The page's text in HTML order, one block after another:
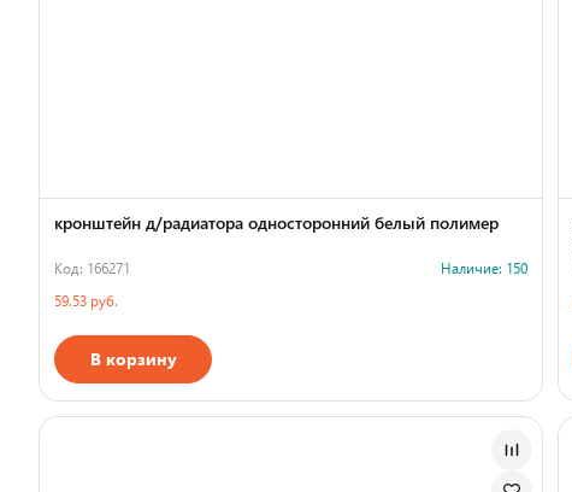
кронштейн д/радиатора односторонний белый полимер
Код: 166271
Наличие: 150
59.53 руб.
В корзину